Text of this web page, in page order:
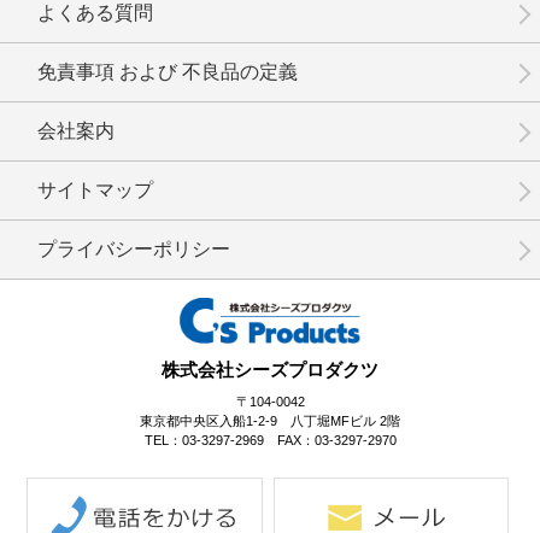
No.3-073 No.3-072 No.3-071
No.3-069
No.3-067 No.3-066 No.3-065
株式会社シーズプロダクツ
〒104-0042
東京都中央区入船1-2-9 八丁堀MFビル 2階
TEL：03-3297-2969 FAX：03-3297-2970
よくある質問
免責事項 および 不良品の定義
会社案内
サイトマップ
プライバシーポリシー